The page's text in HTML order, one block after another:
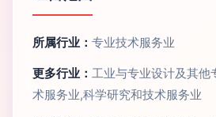
所属行业： 专业技术服务业
更多行业： 工业与专业设计及其他
术服务业,科学研究和技术服务业